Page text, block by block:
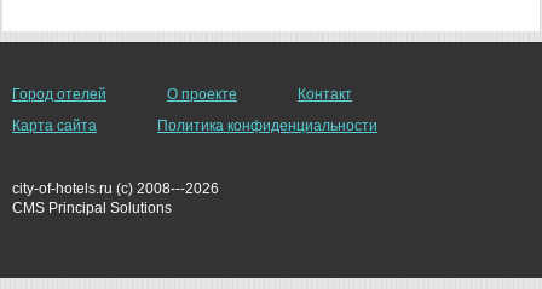
Город отелей О проекте
Контакт
Карта сайта
Политика конфиденциальности
city-of-hotels.ru (c) 2008---2026
СMS Principal Solutions